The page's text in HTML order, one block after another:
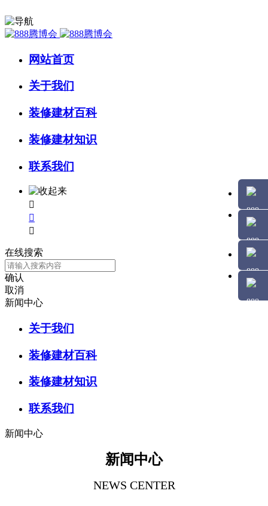
网站首页
关于我们
装修建材百科
装修建材知识
联系我们



在线搜索
确认
取消
新闻中心
关于我们
装修建材百科
装修建材知识
联系我们
新闻中心
新闻中心
NEWS CENTER